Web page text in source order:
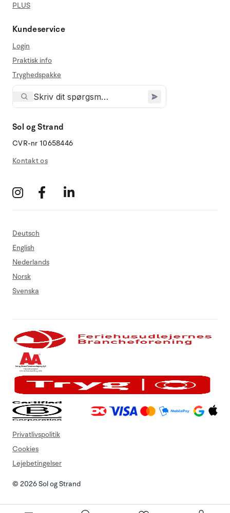
PLUS
Kundeservice
Login
Praktisk info
Tryghedspakke
Sol og Strand
CVR-nr 10658446
Kontakt os
Deutsch
English
Nederlands
Norsk
Svenska
© 2026 Sol og Strand
Privatlivspolitik
Cookies
Lejebetingelser